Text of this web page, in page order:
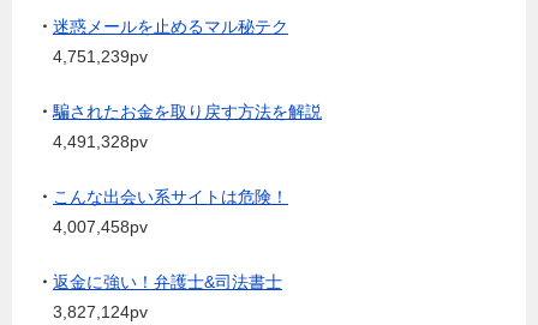
・ 迷惑メールを止めるマル秘テク
4,751,239pv
・ 騙されたお金を取り戻す方法を解説
4,491,328pv
・ こんな出会い系サイトは危険！
4,007,458pv
・ 返金に強い！弁護士&司法書士
3,827,124pv